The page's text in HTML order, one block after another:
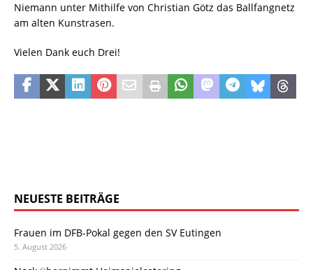
Niemann unter Mithilfe von Christian Götz das Ballfangnetz
am alten Kunstrasen.
Vielen Dank euch Drei!
NEUESTE BEITRÄGE
Frauen im DFB-Pokal gegen den SV Eutingen
5. August 2026